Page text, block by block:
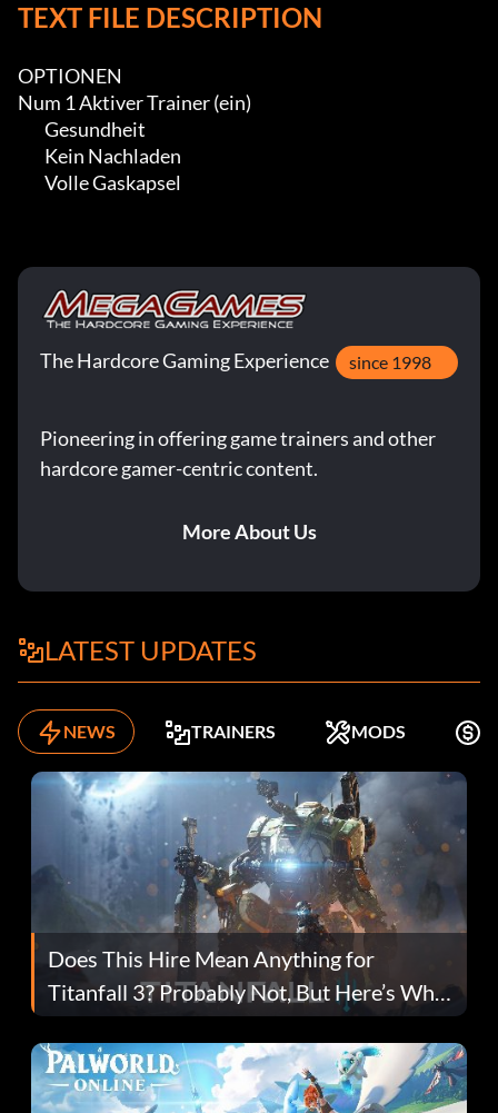
TEXT FILE DESCRIPTION
OPTIONEN
Num 1 Aktiver Trainer (ein)
	Volle Gaskapsel
The Hardcore Gaming Experience since 1998
Pioneering in offering game trainers and other
hardcore gamer-centric content.
More About Us
LATEST UPDATES
NEWS TRAINERS MODS
Does This Hire Mean Anything for
Titanfall 3? Probably Not, But Here’s Why
Fans Are Hopeful